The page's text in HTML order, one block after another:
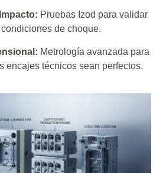
Pruebas Izod para validar
de choque.
Metrología avanzada para
encajes técnicos sean perfectos.